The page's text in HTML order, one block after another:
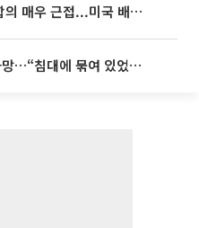
이란 “호르무즈 새 항로 합의 매우 근접...미국 배상 먼저”
천안 교회서 11세 아동 사망…“침대에 묶여 있었다” 진술 확보